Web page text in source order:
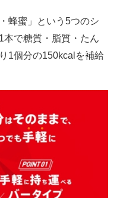
蜂蜜」という5つのシ
本で糖質・脂質・たん
1個分の150kcalを補給